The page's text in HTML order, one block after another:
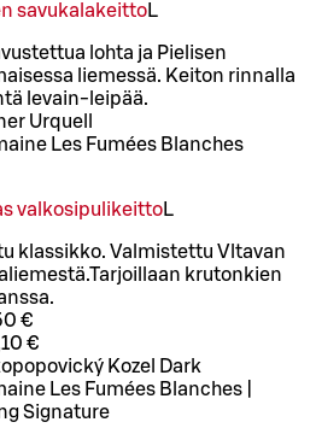
savukalakeittoL
lohta ja Pielisen
liemessä. Keiton rinnalla
levain-leipää.
Urquell
Les Fumées Blanches
valkosipulikeittoL
klassikko. Valmistettu Vltavan
krutonkien
€
€
Kozel Dark
Les Fumées Blanches |
Signature